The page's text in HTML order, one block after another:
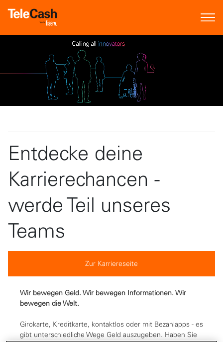
Entdecke deine
Karrierechancen -
werde Teil unseres
Teams
Zur Karriereseite
Wir bewegen Geld. Wir bewegen Informationen. Wir
bewegen die Welt.
Girokarte, Kreditkarte, kontaktlos oder mit Bezahlapps - es
gibt unterschiedliche Wege Geld auszugeben. Haben Sie